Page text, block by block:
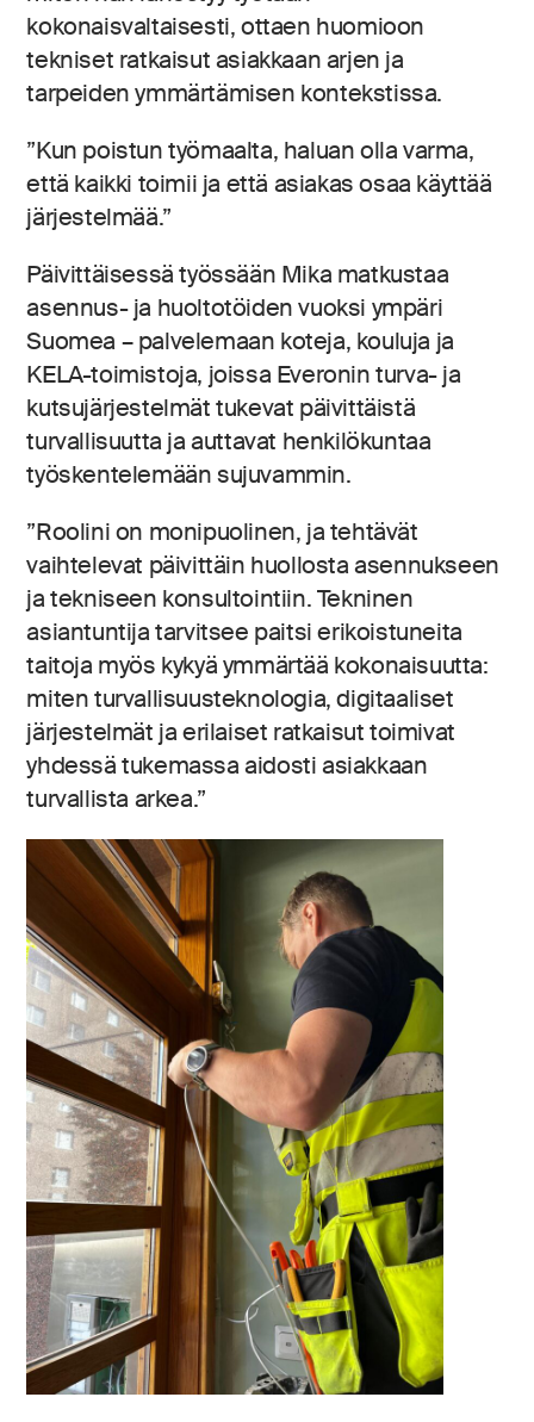
kokonaisvaltaisesti, ottaen huomioon
tekniset ratkaisut asiakkaan arjen ja
tarpeiden ymmärtämisen kontekstissa.
”Kun poistun työmaalta, haluan olla varma,
että kaikki toimii ja että asiakas osaa käyttää
järjestelmää.”
Päivittäisessä työssään Mika matkustaa
asennus- ja huoltotöiden vuoksi ympäri
Suomea – palvelemaan koteja, kouluja ja
KELA-toimistoja, joissa Everonin turva- ja
kutsujärjestelmät tukevat päivittäistä
turvallisuutta ja auttavat henkilökuntaa
työskentelemään sujuvammin.
”Roolini on monipuolinen, ja tehtävät
vaihtelevat päivittäin huollosta asennukseen
ja tekniseen konsultointiin. Tekninen
asiantuntija tarvitsee paitsi erikoistuneita
taitoja myös kykyä ymmärtää kokonaisuutta:
miten turvallisuusteknologia, digitaaliset
järjestelmät ja erilaiset ratkaisut toimivat
yhdessä tukemassa aidosti asiakkaan
turvallista arkea.”